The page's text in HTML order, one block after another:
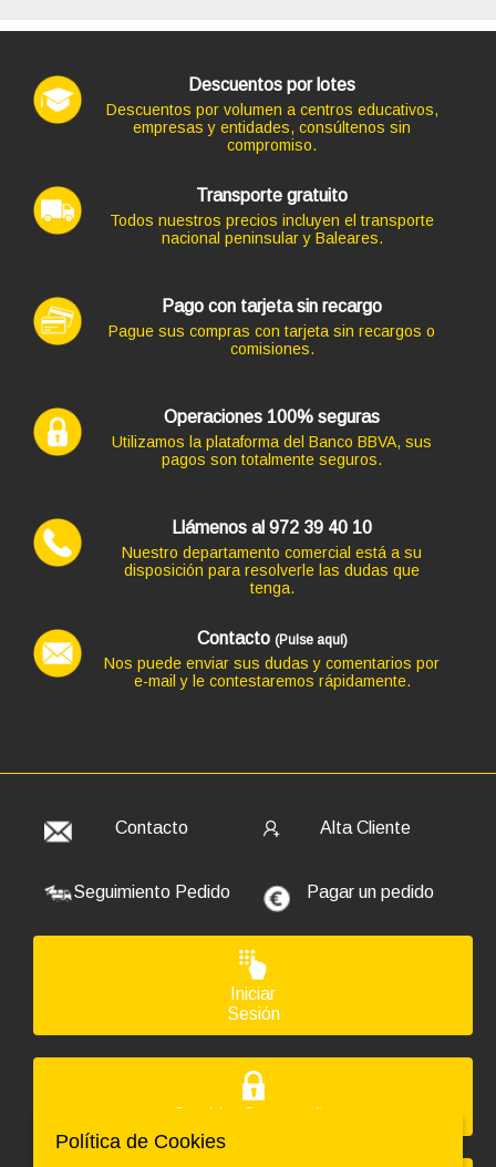
Descuentos por lotes
Descuentos por volumen a centros educativos,
empresas y entidades, consúltenos sin
compromiso.
Transporte gratuito
Todos nuestros precios incluyen el transporte
nacional peninsular y Baleares.
Pago con tarjeta sin recargo
Pague sus compras con tarjeta sin recargos o
comisiones.
Operaciones 100% seguras
Utilizamos la plataforma del Banco BBVA, sus
pagos son totalmente seguros.
Llámenos al 972 39 40 10
Nuestro departamento comercial está a su
disposición para resolverle las dudas que
tenga.
Contacto (Pulse aquí)
Nos puede enviar sus dudas y comentarios por
e-mail y le contestaremos rápidamente.
Contacto Alta Cliente
Seguimiento Pedido Pagar un pedido
Iniciar
Sesión
Cambiar Contraseña
Política de Cookies